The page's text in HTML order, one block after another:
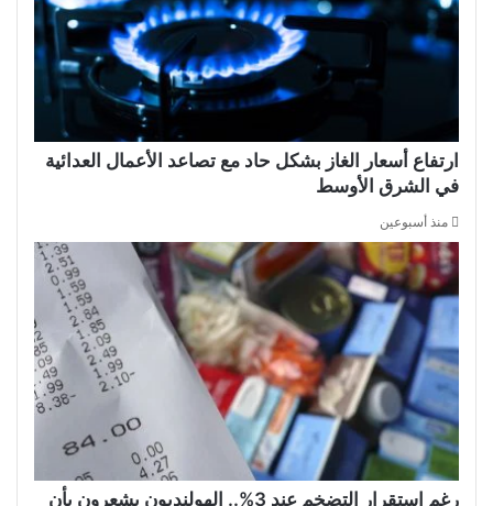
ارتفاع أسعار الغاز بشكل حاد مع تصاعد الأعمال العدائية
في الشرق الأوسط
منذ أسبوعين
رغم استقرار التضخم عند 3%.. الهولنديون يشعرون بأن